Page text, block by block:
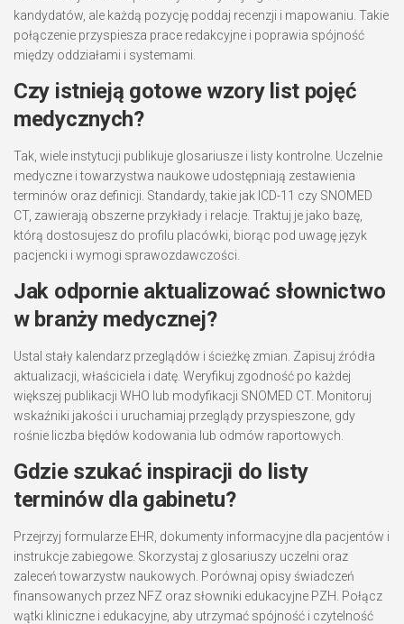
kandydatów, ale każdą pozycję poddaj recenzji i mapowaniu. Takie
połączenie przyspiesza prace redakcyjne i poprawia spójność
między oddziałami i systemami.
Czy istnieją gotowe wzory list pojęć
medycznych?
Tak, wiele instytucji publikuje glosariusze i listy kontrolne. Uczelnie
medyczne i towarzystwa naukowe udostępniają zestawienia
terminów oraz definicji. Standardy, takie jak ICD-11 czy SNOMED
CT, zawierają obszerne przykłady i relacje. Traktuj je jako bazę,
którą dostosujesz do profilu placówki, biorąc pod uwagę język
pacjencki i wymogi sprawozdawczości.
Jak odpornie aktualizować słownictwo
w branży medycznej?
Ustal stały kalendarz przeglądów i ścieżkę zmian. Zapisuj źródła
aktualizacji, właściciela i datę. Weryfikuj zgodność po każdej
większej publikacji WHO lub modyfikacji SNOMED CT. Monitoruj
wskaźniki jakości i uruchamiaj przeglądy przyspieszone, gdy
rośnie liczba błędów kodowania lub odmów raportowych.
Gdzie szukać inspiracji do listy
terminów dla gabinetu?
Przejrzyj formularze EHR, dokumenty informacyjne dla pacjentów i
instrukcje zabiegowe. Skorzystaj z glosariuszy uczelni oraz
zaleceń towarzystw naukowych. Porównaj opisy świadczeń
finansowanych przez NFZ oraz słowniki edukacyjne PZH. Połącz
wątki kliniczne i edukacyjne, aby utrzymać spójność i czytelność